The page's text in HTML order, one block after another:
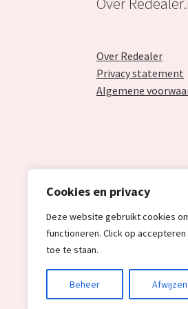
Cookies en privacy
Deze website gebruikt cookies
functioneren. Click op
toe te staan.
Beheer Afwijzen
Over Redealer
Privacy statement
Algemene
© Redealer.nl |